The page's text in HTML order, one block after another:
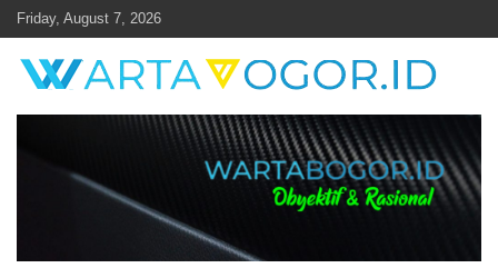
Skip
to
content
Friday, August 7, 2026
Warta Bogor